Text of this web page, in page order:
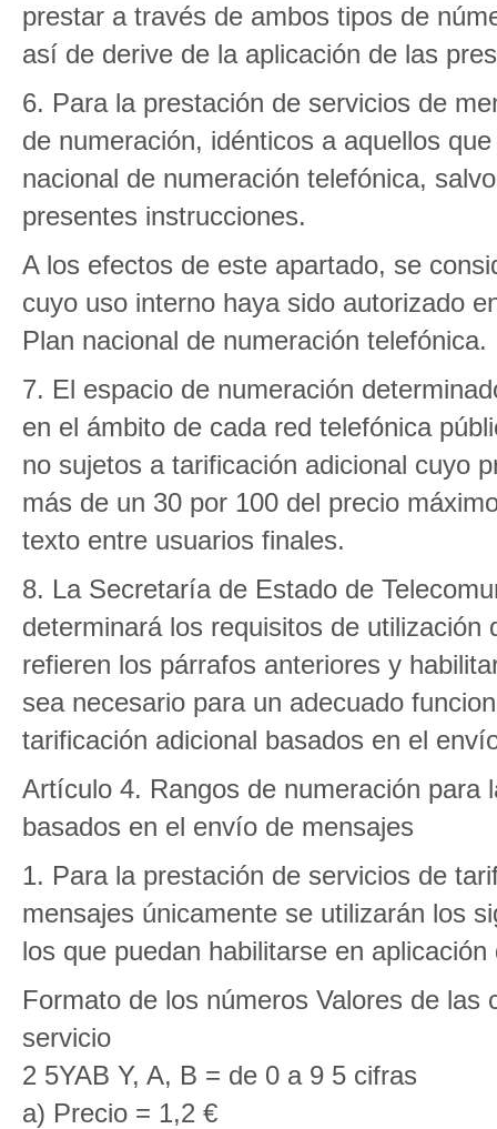
prestar a través de ambos tipos de
así de derive de la aplicación de las
6. Para la prestación de servicios de
de numeración, idénticos a aquellos
nacional de numeración telefónica,
presentes instrucciones.
A los efectos de este apartado, se
cuyo uso interno haya sido autorizado
Plan nacional de numeración telefónica.
7. El espacio de numeración
en el ámbito de cada red telefónica
no sujetos a tarificación adicional cuyo
más de un 30 por 100 del precio
texto entre usuarios finales.
8. La Secretaría de Estado de
determinará los requisitos de
refieren los párrafos anteriores y
sea necesario para un adecuado
tarificación adicional basados en el
Artículo 4. Rangos de numeración para
basados en el envío de mensajes
1. Para la prestación de servicios de
mensajes únicamente se utilizarán los
los que puedan habilitarse en
Formato de los números Valores de
servicio
2 5YAB Y, A, B = de 0 a 9 5 cifras
a) Precio = 1,2 €